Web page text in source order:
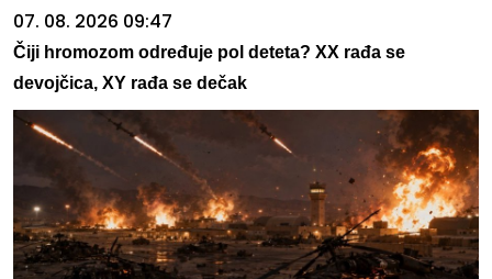
07. 08. 2026 09:47
Čiji hromozom određuje pol deteta? XX rađa se
devojčica, XY rađa se dečak